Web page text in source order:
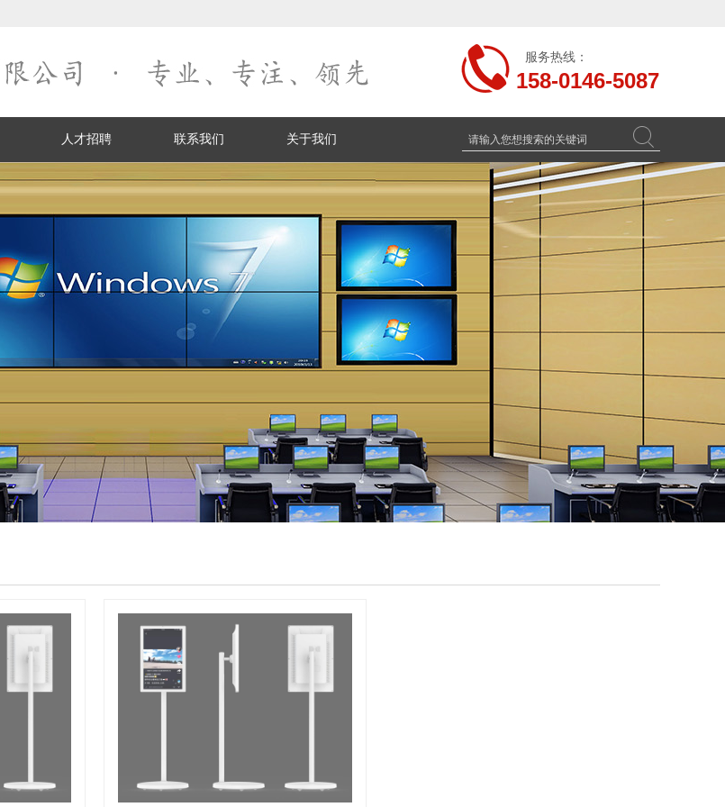
服务热线：
158-0146-5087
人才招聘 联系我们 关于我们 搜索